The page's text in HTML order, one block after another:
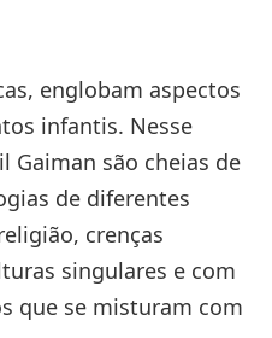
englobam aspectos
infantis. Nesse
Gaiman são cheias de
de diferentes
crenças
singulares e com
que se misturam com